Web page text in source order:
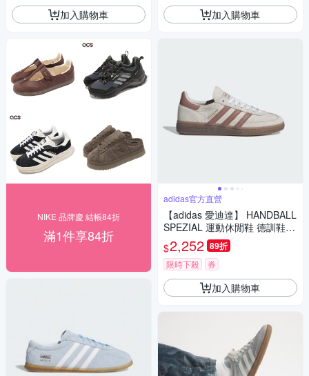
加入購物車
NIKE 品牌慶 結帳84折
滿1件享84折
加入購物車
adidas官方直營
【adidas 愛迪達】 HANDBALL
SPEZIAL 運動休閒鞋 德訓鞋
滑板 女鞋 - Originals IH1510
$2,252 89折
限時下殺 券
加入購物車